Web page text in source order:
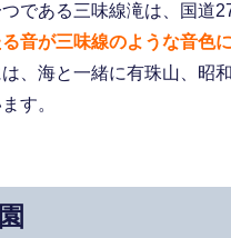
である三味線滝は、国道
音が三味線のような音色
、海と一緒に有珠山、昭
す。